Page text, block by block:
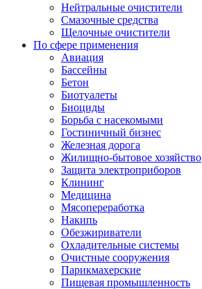
Нейтральные очистители
Смазочные средства
Щелочные очистители
По сфере применения
Авиация
Бассейны
Бетон
Биотуалеты
Биоциды
Борьба с насекомыми
Гостиничный бизнес
Железная дорога
Жилищно-бытовое хозяйство
Защита электроприборов
Клининг
Медицина
Мясопереработка
Накипь
Обезжириватели
Охладительные системы
Очистные сооружения
Парикмахерские
Пищевая промышленность